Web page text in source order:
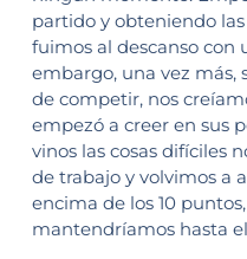
partido y obteniendo
fuimos al descanso con
embargo, una vez más,
de competir, nos
empezó a creer en sus
vinos las cosas difíciles
de trabajo y volvimos a
encima de los 10
mantendríamos hasta